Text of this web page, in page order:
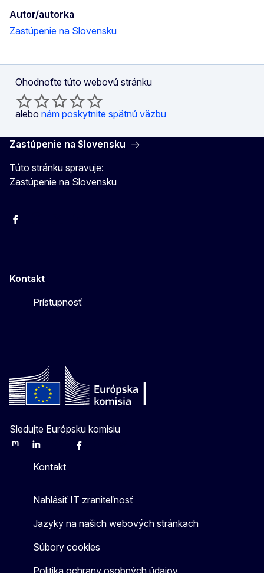
Autor/autorka
Zastúpenie na Slovensku
Ohodnoťte túto webovú stránku
alebo nám poskytnite spätnú väzbu
Zastúpenie na Slovensku
Túto stránku spravuje:
Zastúpenie na Slovensku
Facebook
Kontakt
Prístupnosť
Sledujte Európsku komisiu
MastodonLinkedInBlueskyFacebook
Kontakt
Nahlásiť IT zraniteľnosť
Jazyky na našich webových stránkach
Súbory cookies